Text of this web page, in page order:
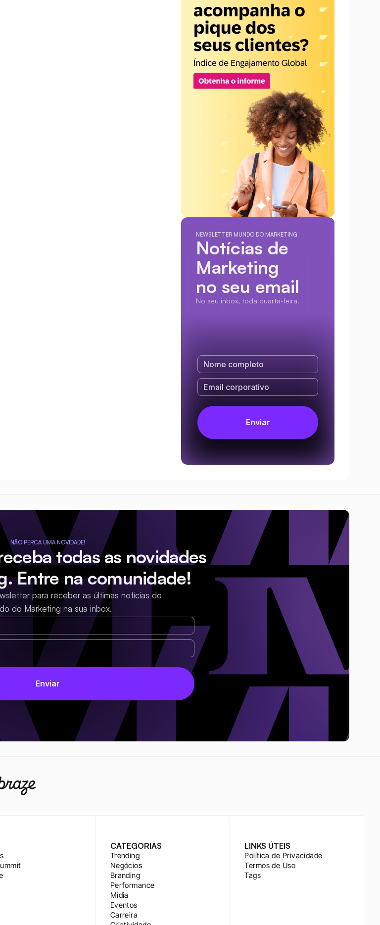
NEWSLETTER MUNDO DO MARKETING
Notícias de
Marketing
no seu email
No seu inbox, toda quarta-feira.
NÃO PERCA UMA NOVIDADE!
todas as novidades
Entre na comunidade!
para receber as últimas notícias do
do Marketing na sua inbox.
CATEGORIAS
Trending
Negócios
Branding
Performance
Mídia
Eventos
Carreira
LINKS ÚTEIS
Política de Privacidade
Termos de Uso
Tags